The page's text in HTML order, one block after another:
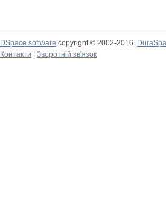
DSpace software copyright © 2002-2016
Контакти
Зворотній зв'язок